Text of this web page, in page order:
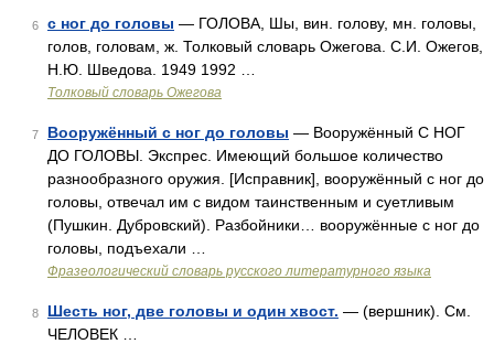
6 с ног до головы — ГОЛОВА, Шы, вин. голову, мн. головы,
голов, головам, ж. Толковый словарь Ожегова. С.И. Ожегов,
Н.Ю. Шведова. 1949 1992 …
Толковый словарь Ожегова
7 Вооружённый с ног до головы — Вооружённый С НОГ
ДО ГОЛОВЫ. Экспрес. Имеющий большое количество
разнообразного оружия. [Исправник], вооружённый с ног до
головы, отвечал им с видом таинственным и суетливым
(Пушкин. Дубровский). Разбойники… вооружённые с ног до
головы, подъехали …
Фразеологический словарь русского литературного языка
8 Шесть ног, две головы и один хвост. — (вершник). См.
ЧЕЛОВЕК …